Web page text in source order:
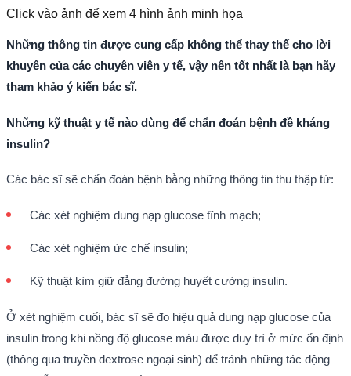
Click vào ảnh để xem 4 hình ảnh minh họa
Những thông tin được cung cấp không thể thay thế cho lời
khuyên của các chuyên viên y tế, vậy nên tốt nhất là bạn hãy
tham khảo ý kiến bác sĩ.
Những kỹ thuật y tế nào dùng để chẩn đoán bệnh đề kháng
insulin?
Các bác sĩ sẽ chẩn đoán bệnh bằng những thông tin thu thập từ:
Các xét nghiệm dung nạp glucose tĩnh mạch;
Các xét nghiệm ức chế insulin;
Kỹ thuật kìm giữ đẳng đường huyết cường insulin.
Ở xét nghiệm cuối, bác sĩ sẽ đo hiệu quả dung nạp glucose của
insulin trong khi nồng độ glucose máu được duy trì ở mức ổn định
(thông qua truyền dextrose ngoại sinh) để tránh những tác động